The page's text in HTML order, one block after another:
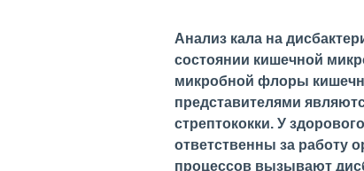
Анализ кала на
состоянии кишечной
микробной флоры
представителями
стрептококки. У
ответственны за работу
процессов вызывают